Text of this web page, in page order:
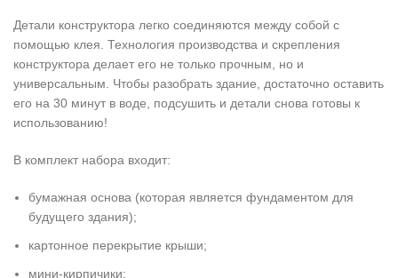
Детали конструктора легко соединяются между собой с
помощью клея. Технология производства и скрепления
конструктора делает его не только прочным, но и
универсальным. Чтобы разобрать здание, достаточно оставить
его на 30 минут в воде, подсушить и детали снова готовы к
использованию!
В комплект набора входит:
бумажная основа (которая является фундаментом для
будущего здания);
картонное перекрытие крыши;
мини-кирпичики;